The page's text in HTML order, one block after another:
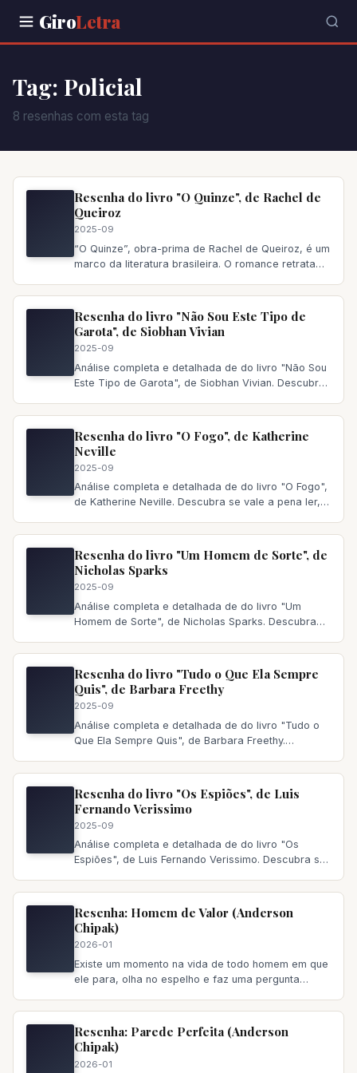
GiroLetra
Tag: Policial
8 resenhas com esta tag
Resenha do livro "O Quinze", de Rachel de
Queiroz
2025-09
“O Quinze”, obra-prima de Rachel de Queiroz, é um
marco da literatura brasileira. O romance retrata
Resenha do livro "Não Sou Este Tipo de
Garota", de Siobhan Vivian
2025-09
Análise completa e detalhada de do livro "Não Sou
Este Tipo de Garota", de Siobhan Vivian. Descubra
Resenha do livro "O Fogo", de Katherine
Neville
2025-09
Análise completa e detalhada de do livro "O Fogo",
de Katherine Neville. Descubra se vale a pena ler,
Resenha do livro "Um Homem de Sorte", de
Nicholas Sparks
2025-09
Análise completa e detalhada de do livro "Um
Homem de Sorte", de Nicholas Sparks. Descubra
Resenha do livro "Tudo o Que Ela Sempre
Quis", de Barbara Freethy
2025-09
Análise completa e detalhada de do livro "Tudo o
Que Ela Sempre Quis", de Barbara Freethy.
Resenha do livro "Os Espiões", de Luis
Fernando Verissimo
2025-09
Análise completa e detalhada de do livro "Os
Espiões", de Luis Fernando Verissimo. Descubra se
Resenha: Homem de Valor (Anderson
Chipak)
2026-01
Existe um momento na vida de todo homem em que
ele para, olha no espelho e faz uma pergunta
Resenha: Parede Perfeita (Anderson
Chipak)
2026-01